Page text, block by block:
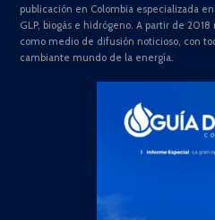
publicación en Colombia especializada
GLP, biogás e hidrógeno. A partir de
como medio de difusión noticioso, con
cambiante mundo de la energía.